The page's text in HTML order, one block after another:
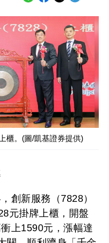
櫃。(圖/凱基證券提供)
創新服務（7828）
元掛牌上櫃，開盤
上1590元，漲幅達